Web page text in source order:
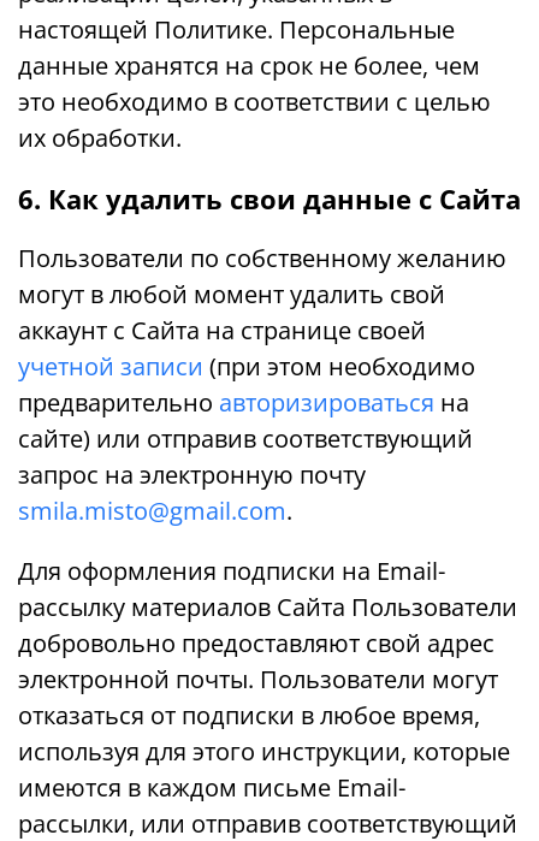
настоящей Политике. Персональные
данные хранятся на срок не более, чем
это необходимо в соответствии с целью
их обработки.
6. Как удалить свои данные с Сайта
Пользователи по собственному желанию
могут в любой момент удалить свой
аккаунт с Сайта на странице своей
учетной записи (при этом необходимо
предварительно авторизироваться на
сайте) или отправив соответствующий
запрос на электронную почту
smila.misto@gmail.com.
Для оформления подписки на Еmail-
рассылку материалов Сайта Пользователи
добровольно предоставляют свой адрес
электронной почты. Пользователи могут
отказаться от подписки в любое время,
используя для этого инструкции, которые
имеются в каждом письме Еmail-
рассылки, или отправив соответствующий